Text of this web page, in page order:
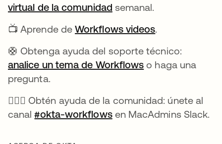
virtual de la comunidad se abre en una pestaña
semanal.
📺 Aprende deWorkflows videosse abre en
.
🛟 Obtenga ayuda del soporte técnico:
analice un tema de Workflows se abre en una
o haga una
pregunta.
🙋🏻‍♀️ Obtén ayuda de la comunidad: únete al
canal#okta-workflowsse abre en una pestaña
en MacAdmins Slack.